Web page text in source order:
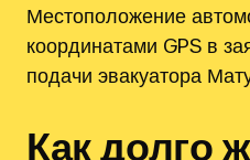
Местоположение
координатами GPS в
подачи эвакуатора
Как долго